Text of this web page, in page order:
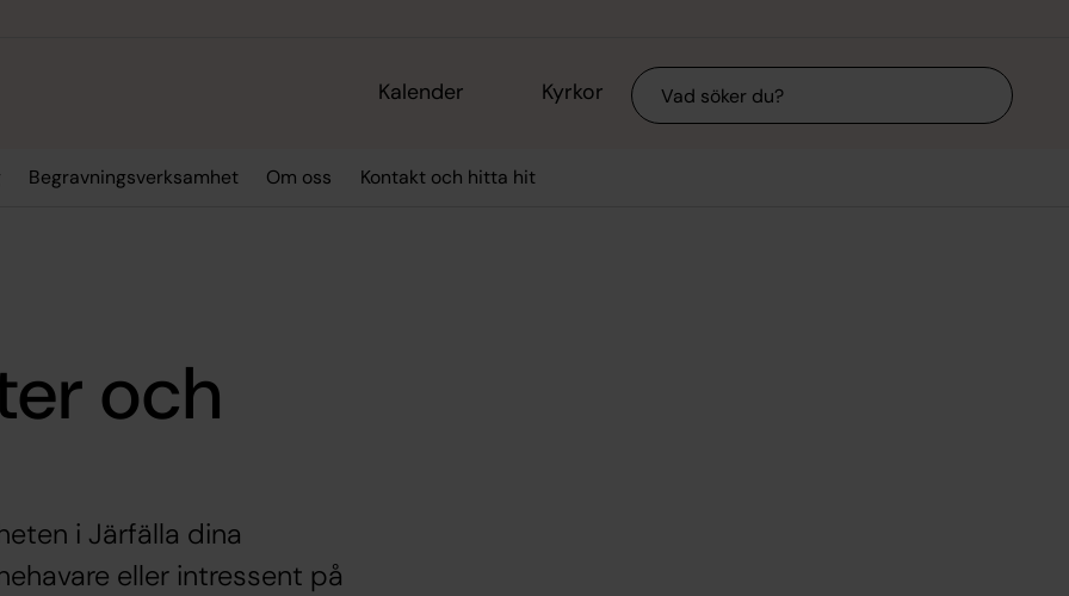
Kalender Kyrkor Sök
Begravningsverksamhet Om oss Kontakt och hitta hit
och
i Järfälla dina
eller intressent på